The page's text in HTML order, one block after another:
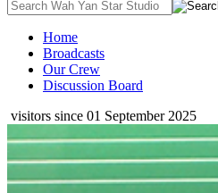
Home
Broadcasts
Our Crew
Discussion Board
visitors since 01 September 2025